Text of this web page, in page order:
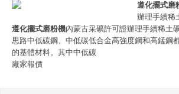
遵化擺式磨
辦理手續稀
遵化擺式磨粉機內蒙古采礦許可證辦理手續稀土
思路中低碳鋼、中低碳低合金高強度鋼和高錳鋼
的基體材料。其中中低碳
廠家報價